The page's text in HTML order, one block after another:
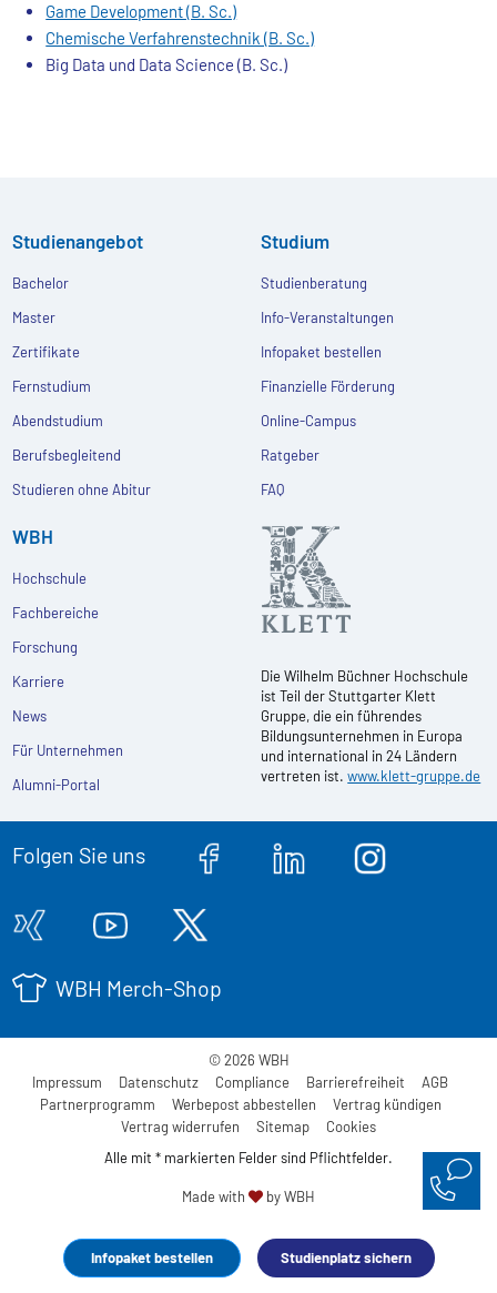
Infopaket bestellen Studienplatz sichern
Game Development (B. Sc.)
Chemische Verfahrenstechnik (B. Sc.)
Big Data und Data Science (B. Sc.)
Studienangebot
Bachelor
Master
Zertifikate
Fernstudium
Abendstudium
Berufsbegleitend
Studieren ohne Abitur
Studium
Studienberatung
Info-Veranstaltungen
Infopaket bestellen
Finanzielle Förderung
Online-Campus
Ratgeber
FAQ
WBH
Hochschule
Fachbereiche
Forschung
Karriere
News
Für Unternehmen
Alumni-Portal
Die Wilhelm Büchner Hochschule
ist Teil der Stuttgarter Klett
Gruppe, die ein führendes
Bildungsunternehmen in Europa
und international in 24 Ländern
vertreten ist.www.klett-gruppe.de
Folgen Sie uns
WBH Merch-Shop
© 2026 WBH
Impressum
Datenschutz Compliance Barrierefreiheit
AGB
Partnerprogramm
Werbepost abbestellen
Vertrag kündigen
Vertrag widerrufen
Sitemap
Cookies
Alle mit * markierten Felder sind Pflichtfelder.
Made with by WBH